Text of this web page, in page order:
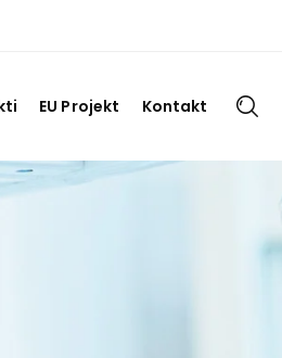
EU Projekt Kontakt